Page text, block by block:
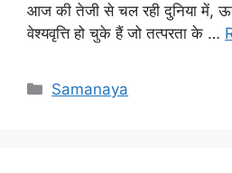
आज की तेजी से चल रही दुनिया में,
वेश्यवृत्ति हो चुके हैं जो तत्परता के …
Categories
Samanaya